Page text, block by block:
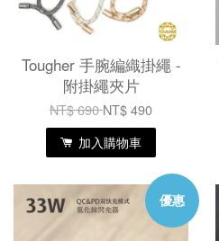
Tougher 手腕編織掛繩 -
附掛繩夾片
NT$ 690NT$ 490
加入購物車
優惠